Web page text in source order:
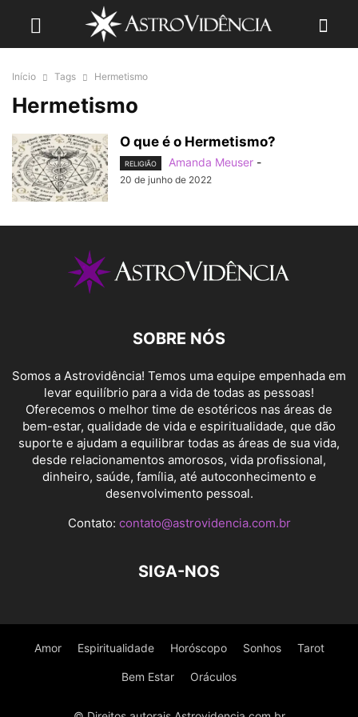
Início Tags Hermetismo
Hermetismo
O que é o Hermetismo?
RELIGIÃO Amanda Meuser -
20 de junho de 2022
SOBRE NÓS
Somos a Astrovidência! Temos uma equipe empenhada em
levar equilíbrio para a vida de todas as pessoas!
Oferecemos o melhor time de esotéricos nas áreas de
bem-estar, qualidade de vida e espiritualidade, que dão
suporte e ajudam a equilibrar todas as áreas de sua vida,
desde relacionamentos amorosos, vida profissional,
dinheiro, saúde, família, até autoconhecimento e
desenvolvimento pessoal.
Contato: contato@astrovidencia.com.br
SIGA-NOS
Amor Espiritualidade Horóscopo Sonhos Tarot
Bem Estar Oráculos